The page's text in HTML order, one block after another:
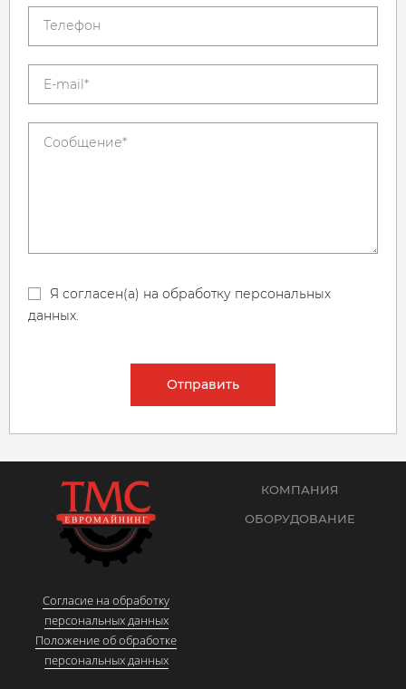
Я согласен(а) на обработку персональных
данных.
Отправить
Согласие на обработку
персональных данных
Положение об обработке
персональных данных
КОМПАНИЯ
ОБОРУДОВАНИЕ